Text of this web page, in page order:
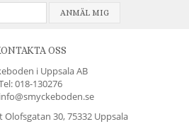
ANMÄL MIG
OSS
i Uppsala AB
018-130276
Olofsgatan 30, 75332 Uppsala